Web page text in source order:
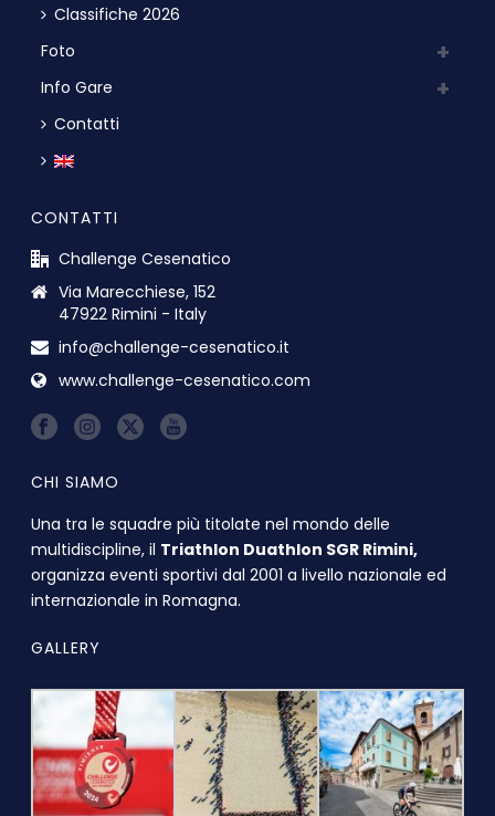
Classifiche 2026
Foto
Info Gare
Contatti
CONTATTI
Challenge Cesenatico
Via Marecchiese, 152
47922 Rimini - Italy
info@challenge-cesenatico.it
www.challenge-cesenatico.com
CHI SIAMO
Una tra le squadre più titolate nel mondo delle
multidiscipline, il Triathlon Duathlon SGR Rimini,
organizza eventi sportivi dal 2001 a livello nazionale ed
internazionale in Romagna.
GALLERY